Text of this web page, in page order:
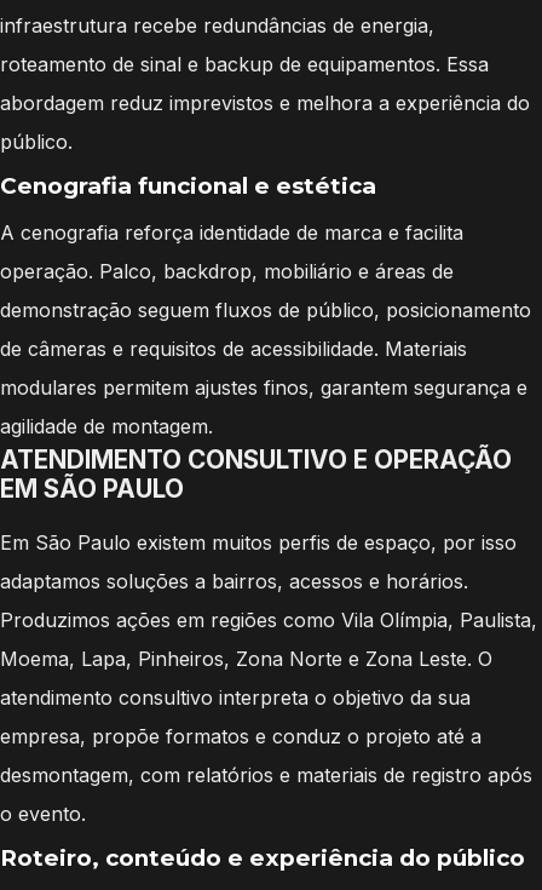
infraestrutura recebe redundâncias de energia,
roteamento de sinal e backup de equipamentos. Essa
abordagem reduz imprevistos e melhora a experiência do
público.
Cenografia funcional e estética
A cenografia reforça identidade de marca e facilita
operação. Palco, backdrop, mobiliário e áreas de
demonstração seguem fluxos de público, posicionamento
de câmeras e requisitos de acessibilidade. Materiais
modulares permitem ajustes finos, garantem segurança e
agilidade de montagem.
ATENDIMENTO CONSULTIVO E OPERAÇÃO
EM SÃO PAULO
Em São Paulo existem muitos perfis de espaço, por isso
adaptamos soluções a bairros, acessos e horários.
Produzimos ações em regiões como Vila Olímpia, Paulista,
Moema, Lapa, Pinheiros, Zona Norte e Zona Leste. O
atendimento consultivo interpreta o objetivo da sua
empresa, propõe formatos e conduz o projeto até a
desmontagem, com relatórios e materiais de registro após
o evento.
Roteiro, conteúdo e experiência do público